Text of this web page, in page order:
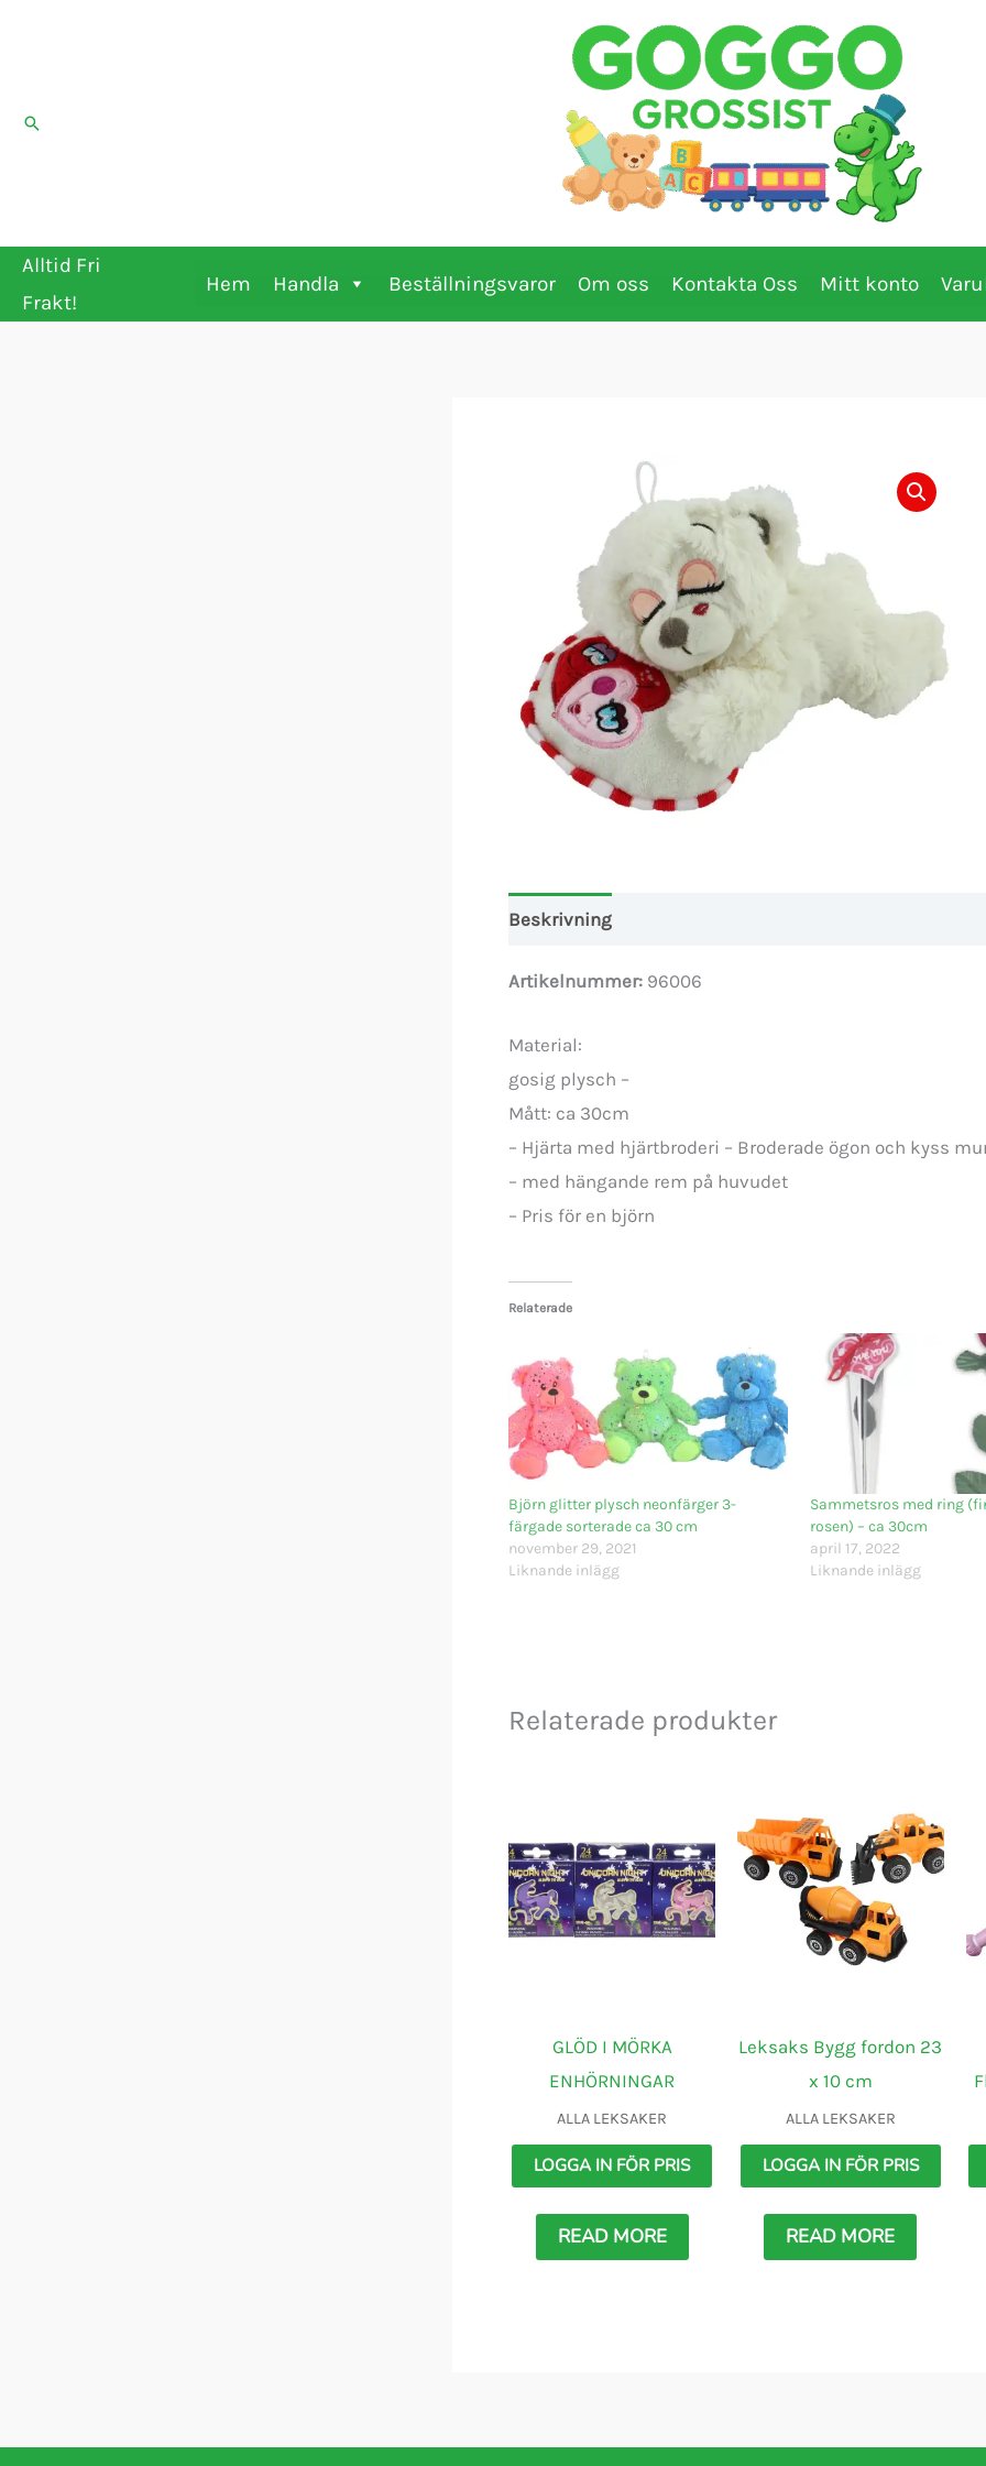
Sök
Alltid Fri
Frakt!
Hem Handla Beställningsvaror Om oss Kontakta Oss Mitt konto
Beskrivning
Artikelnummer: 96006
Material:
gosig plysch –
Mått: ca 30cm
– Hjärta med hjärtbroderi – Broderade ögon och kyss
– med hängande rem på huvudet
– Pris för en björn
Relaterade
Björn glitter plysch neonfärger 3-
färgade sorterade ca 30 cm
november 29, 2021
Liknande inlägg
Sammetsros med ring
rosen) – ca 30cm
april 17, 2022
Liknande inlägg
Relaterade produkter
GLÖD I MÖRKA
ENHÖRNINGAR
ALLA LEKSAKER
LOGGA IN FÖR PRIS
READ MORE
Leksaks Bygg fordon 23
x 10 cm
ALLA LEKSAKER
LOGGA IN FÖR PRIS
READ MORE